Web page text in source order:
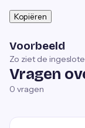
Kopiëren
Voorbeeld
Zo ziet de
Vragen
0 vragen